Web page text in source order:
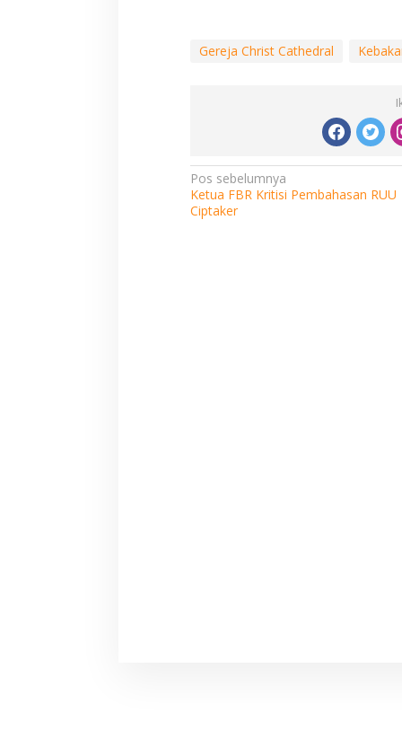
Gereja Christ Cathedral
Navigasi
pos
Pos sebelumnya
Ketua FBR Kritisi Pembahasan RUU
Ciptaker